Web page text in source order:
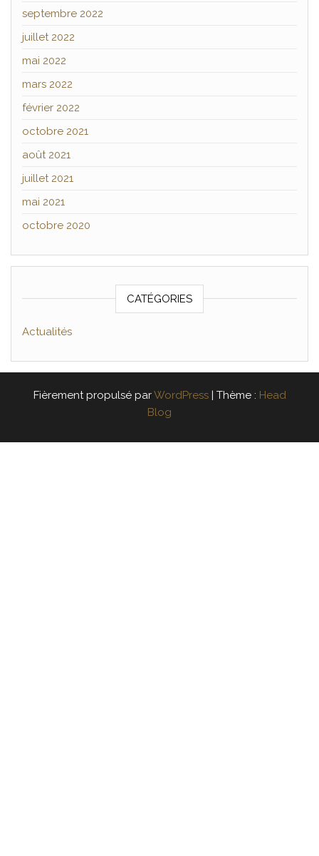
septembre 2022
juillet 2022
mai 2022
mars 2022
février 2022
octobre 2021
août 2021
juillet 2021
mai 2021
octobre 2020
CATÉGORIES
Actualités
Fièrement propulsé parWordPress Thème : Head
Blog